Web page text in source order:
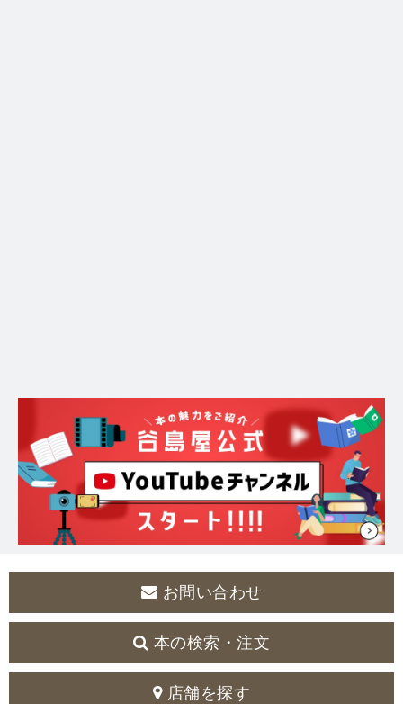
お問い合わせ
本の検索・注文
店舗を探す